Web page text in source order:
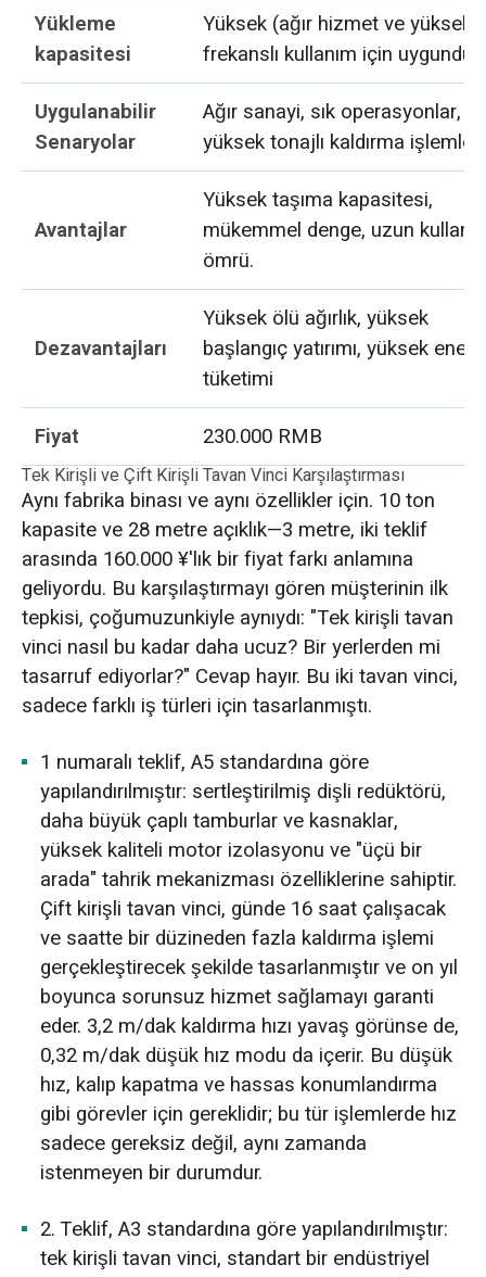
Yükleme
kapasitesi
Yüksek (ağır hizmet ve yüksek
frekanslı kullanım için uygundur)
Uygulanabilir
Senaryolar
Ağır sanayi, sık operasyonlar,
yüksek tonajlı kaldırma işlemleri
Avantajlar
Yüksek taşıma kapasitesi,
mükemmel denge, uzun
ömrü.
Dezavantajları
Yüksek ölü ağırlık, yüksek
başlangıç yatırımı, yüksek enerji
tüketimi
Fiyat
230.000 RMB
Tek Kirişli ve Çift Kirişli Tavan Vinci Karşılaştırması
Aynı fabrika binası ve aynı özellikler için. 10 ton
kapasite ve 28 metre açıklık—3 metre, iki teklif
arasında 160.000 ¥'lık bir fiyat farkı anlamına
geliyordu. Bu karşılaştırmayı gören müşterinin ilk
tepkisi, çoğumuzunkiyle aynıydı: "Tek kirişli tavan
vinci nasıl bu kadar daha ucuz? Bir yerlerden mi
tasarruf ediyorlar?" Cevap hayır. Bu iki tavan vinci,
sadece farklı iş türleri için tasarlanmıştı.
1 numaralı teklif, A5 standardına göre
yapılandırılmıştır: sertleştirilmiş dişli redüktörü,
daha büyük çaplı tamburlar ve kasnaklar,
yüksek kaliteli motor izolasyonu ve "üçü bir
arada" tahrik mekanizması özelliklerine sahiptir.
Çift kirişli tavan vinci, günde 16 saat çalışacak
ve saatte bir düzineden fazla kaldırma işlemi
gerçekleştirecek şekilde tasarlanmıştır ve on yıl
boyunca sorunsuz hizmet sağlamayı garanti
eder. 3,2 m/dak kaldırma hızı yavaş görünse de,
0,32 m/dak düşük hız modu da içerir. Bu düşük
hız, kalıp kapatma ve hassas konumlandırma
gibi görevler için gereklidir; bu tür işlemlerde hız
sadece gereksiz değil, aynı zamanda
istenmeyen bir durumdur.
2. Teklif, A3 standardına göre yapılandırılmıştır:
tek kirişli tavan vinci, standart bir endüstriyel